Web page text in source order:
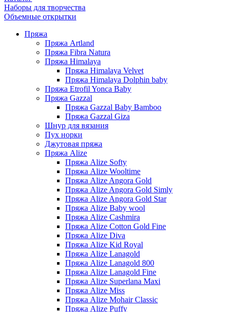
Наборы для творчества
Объемные открытки
Пряжа
Пряжа Artland
Пряжа Fibra Natura
Пряжа Himalaya
Пряжа Himalaya Velvet
Пряжа Himalaya Dolphin baby
Пряжа Etrofil Yonca Baby
Пряжа Gazzal
Пряжа Gazzal Baby Bamboo
Пряжа Gazzal Giza
Шнур для вязания
Пух норки
Джутовая пряжа
Пряжа Alize
Пряжа Alize Softy
Пряжа Alize Wooltime
Пряжа Alize Angora Gold
Пряжа Alize Angora Gold Simly
Пряжа Alize Angora Gold Star
Пряжа Alize Baby wool
Пряжа Alize Cashmira
Пряжа Alize Cotton Gold Fine
Пряжа Alize Diva
Пряжа Alize Kid Royal
Пряжа Alize Lanagold
Пряжа Alize Lanagold 800
Пряжа Alize Lanagold Fine
Пряжа Alize Superlana Maxi
Пряжа Alize Miss
Пряжа Alize Mohair Classic
Пряжа Alize Puffy